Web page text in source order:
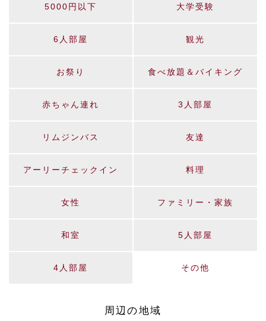
その他
4人部屋
5人部屋
和室
ファミリー・家族
女性
料理
アーリーチェックイン
友達
リムジンバス
3人部屋
赤ちゃん連れ
食べ放題＆バイキング
お祭り
観光
6人部屋
大学受験
5000円以下
周辺の地域